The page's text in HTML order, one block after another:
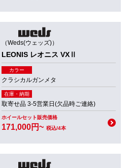
（Weds(ウェッズ)）
LEONIS レオニス VXⅡ
カラー
クラシカルガンメタ
在庫・納期
取寄せ品 3-5営業日(欠品時ご連絡)
ホイールセット販売価格
171,000円~ 税込/4本